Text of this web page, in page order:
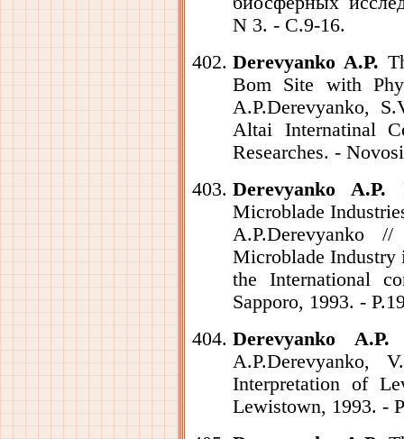
N 3. - С.9-16.
Derevyanko A.P.
Bom Site with
A.P.Derevyanko,
Altai Internatinal
Researches. -
Derevyanko A.P.
Microblade
A.P.Derevyanko
Microblade Industry
the International
Sapporo, 1993. -
Derevyanko A.P.
A.P.Derevyanko,
Interpretation of
Lewistown, 1993. -